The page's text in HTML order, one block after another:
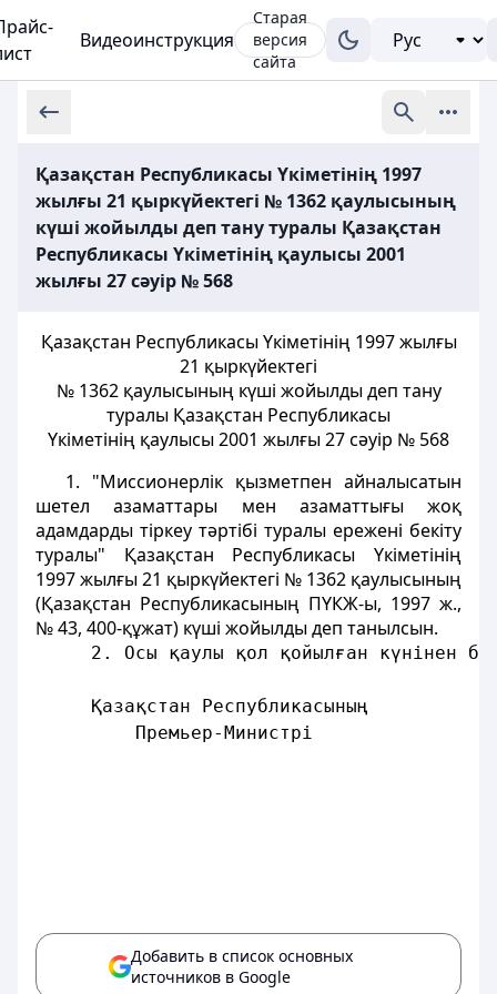
Видеоинструкция
Старая
версия
сайта
Қазақстан Республикасы Үкіметінің 1997
жылғы 21 қыркүйектегі № 1362 қаулысының
күші жойылды деп тану туралы Қазақстан
Республикасы Үкіметінің қаулысы 2001
жылғы 27 сәуір № 568
Қазақстан Республикасы Үкіметінің 1997 жылғы
21 қыркүйектегі
№ 1362 қаулысының күші жойылды деп тану
туралы Қазақстан Республикасы
Үкіметінің қаулысы 2001 жылғы 27 сәуір № 568
1. "Миссионерлік қызметпен айналысатын
шетел азаматтары мен азаматтығы жоқ
адамдарды тіркеу тәртібі туралы ережені бекіту
туралы" Қазақстан Республикасы Үкіметінің
1997 жылғы 21 қыркүйектегі № 1362 қаулысының
(Қазақстан Республикасының ПҮКЖ-ы, 1997 ж.,
№ 43, 400-құжат) күші жойылды деп танылсын.
2. Осы қаулы қол қойылған күнінен
Қазақстан Республикасының
Премьер-Министрі
Добавить в список основных
источников в Google